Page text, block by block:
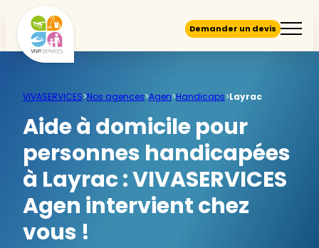
Demander un devis
VIVASERVICES>Nos agences>Agen>Handicaps>Layrac
Aide à domicile pour
personnes handicapées
à Layrac :VIVASERVICES
Agen intervient chez
vous !